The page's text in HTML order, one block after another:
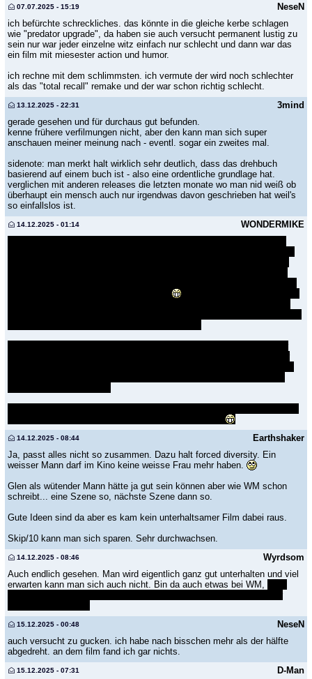
NeseN
07.07.2025 - 15:19
ich befürchte schreckliches. das könnte in die gleiche kerbe schlagen
wie "predator upgrade", da haben sie auch versucht permanent lustig zu
sein nur war jeder einzelne witz einfach nur schlecht und dann war das
ein film mit miesester action und humor.
ich rechne mit dem schlimmsten. ich vermute der wird noch schlechter
als das "total recall" remake und der war schon richtig schlecht.
3mind
13.12.2025 - 22:31
gerade gesehen und für durchaus gut befunden.
kenne frühere verfilmungen nicht, aber den kann man sich super
anschauen meiner meinung nach - eventl. sogar ein zweites mal.
sidenote: man merkt halt wirklich sehr deutlich, dass das drehbuch
basierend auf einem buch ist - also eine ordentliche grundlage hat.
verglichen mit anderen releases die letzten monate wo man nid weiß ob
überhaupt ein mensch auch nur irgendwas davon geschrieben hat weil's
so einfallslos ist.
WONDERMIKE
14.12.2025 - 01:14
Earthshaker
14.12.2025 - 08:44
Ja, passt alles nicht so zusammen. Dazu halt forced diversity. Ein
weisser Mann darf im Kino keine weisse Frau mehr haben.
Glen als wütender Mann hätte ja gut sein können aber wie WM schon
schreibt... eine Szene so, nächste Szene dann so.
Gute Ideen sind da aber es kam kein unterhaltsamer Film dabei raus.
Skip/10 kann man sich sparen. Sehr durchwachsen.
Wyrdsom
14.12.2025 - 08:46
Auch endlich gesehen. Man wird eigentlich ganz gut unterhalten und viel
erwarten kann man sich auch nicht. Bin da auch etwas bei WM,
NeseN
15.12.2025 - 00:48
auch versucht zu gucken. ich habe nach bisschen mehr als der hälfte
abgedreht. an dem film fand ich gar nichts.
D-Man
15.12.2025 - 07:31